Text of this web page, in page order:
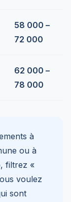
58 000 –
72 000
62 000 –
78 000
à
ou à
filtrez «
voulez
sont